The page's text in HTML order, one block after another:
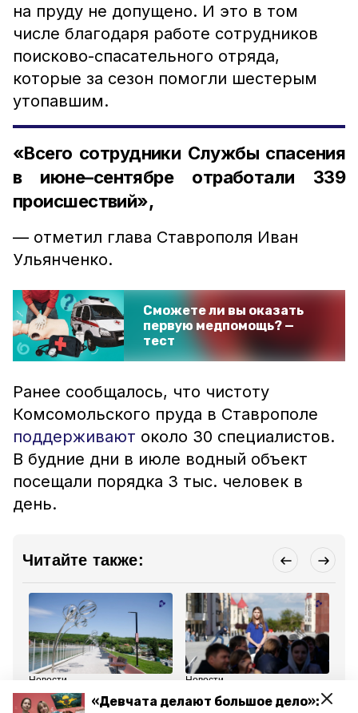
«Девчата делают большое дело»:
на пруду не допущено. И это в том
числе благодаря работе сотрудников
поисково-спасательного отряда,
которые за сезон помогли шестерым
утопавшим.
«Всего сотрудники Службы спасения
в июне–сентябре отработали 339
происшествий»,
— отметил глава Ставрополя Иван
Ульянченко.
Сможете ли вы оказать
первую медпомощь? —
тест
Ранее сообщалось, что чистоту
Комсомольского пруда в Ставрополе
поддерживают около 30 специалистов.
В будние дни в июле водный объект
посещали порядка 3 тыс. человек в
день.
Читайте также:
Новости
17 июля 2024, 08:41
Более 300 спортсменов
Новости
15 августа 2024, 15:33
Молодёжные движения